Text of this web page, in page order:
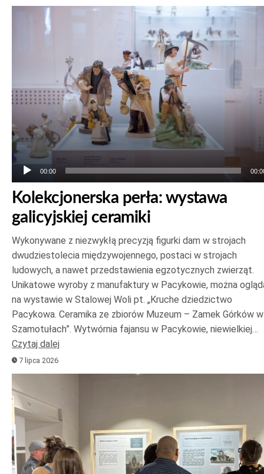
Odtwarzacz
00:00
Kolekcjonerska perła: wystawa
galicyjskiej ceramiki
Wykonywane z niezwykłą precyzją figurki dam w strojach
dwudziestolecia międzywojennego, postaci w strojach
ludowych, a nawet przedstawienia egzotycznych zwierząt.
Unikatowe wyroby z manufaktury w Pacykowie, można
na wystawie w Stalowej Woli pt. „Kruche dziedzictwo
Pacykowa. Ceramika ze zbiorów Muzeum – Zamek Górków w
Szamotułach”. Wytwórnia fajansu w Pacykowie, niewielkiej…
Czytaj dalej
7 lipca 2026
plików
dźwiękowych